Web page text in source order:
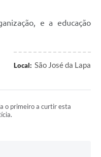
e a educação
Local: São José da Lapa
o primeiro a curtir esta